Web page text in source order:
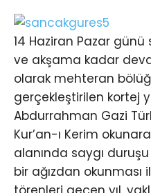
14 Haziran Pazar günü
ve akşama kadar
olarak mehteran
gerçekleştirilen kortej
Abdurrahman Gazi
Kur’an-ı Kerim
alanında saygı duruşu
bir ağızdan